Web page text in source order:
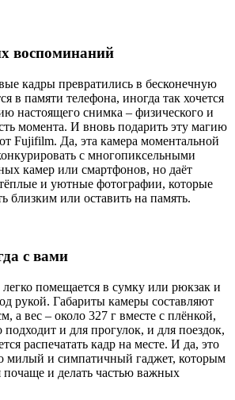
воспоминаний
кадры превратились в бесконечную
в памяти телефона, иногда так хочется
настоящего снимка – физического и
момента. И вновь подарить эту магию
Fujifilm. Да, эта камера моментальной
с многопиксельными
камер или смартфонов, но даёт
и уютные фотографии, которые
близким или оставить на память.
с вами
помещается в сумку или рюкзак и
рукой. Габариты камеры составляют
а вес – около 327 г вместе с плёнкой,
и для прогулок, и для поездок,
распечатать кадр на месте. И да, это
милый и симпатичный гаджет, которым
почаще и делать частью важных